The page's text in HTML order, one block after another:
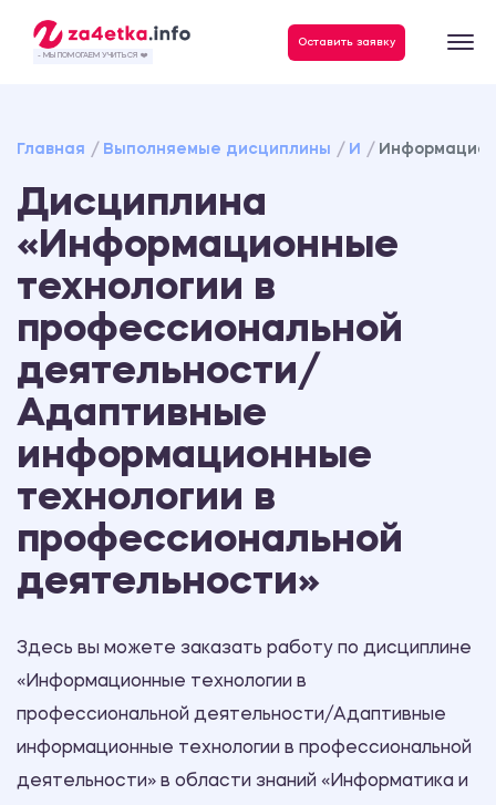
- МЫ ПОМОГАЕМ УЧИТЬСЯ ❤️
Оставить заявку
Главная Выполняемые дисциплины И
Дисциплина
«Информационные
технологии в
профессиональной
деятельности/
Адаптивные
информационные
технологии в
профессиональной
деятельности»
Здесь вы можете заказать работу по дисциплине
«Информационные технологии в
профессиональной деятельности/Адаптивные
информационные технологии в профессиональной
деятельности» в области знаний «Информатика и